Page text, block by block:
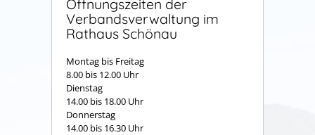
Öffnungszeiten der
Verbandsverwaltung im
Rathaus Schönau
Montag bis Freitag
8.00 bis 12.00 Uhr
Dienstag
14.00 bis 18.00 Uhr
Donnerstag
14.00 bis 16.30 Uhr